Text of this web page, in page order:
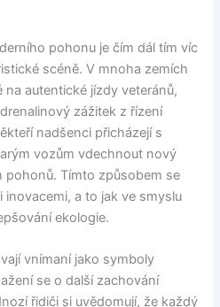
pohonu je čím dál tím víc
scéně. V mnoha zemích
na autentické jízdy veteránů,
zážitek z řízení
nadšenci přicházejí s
vozům vdechnout nový
pohonů. Tímto způsobem se
inovacemi, a to jak ve smyslu
ekologie.
vnímaní jako symboly
se o další zachování
řidiči si uvědomují, že každý